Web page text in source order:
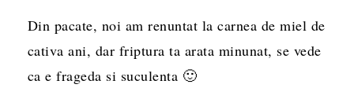
Din pacate, noi am renuntat la carnea de miel de
cativa ani, dar friptura ta arata minunat, se vede
ca e frageda si suculenta 🙂